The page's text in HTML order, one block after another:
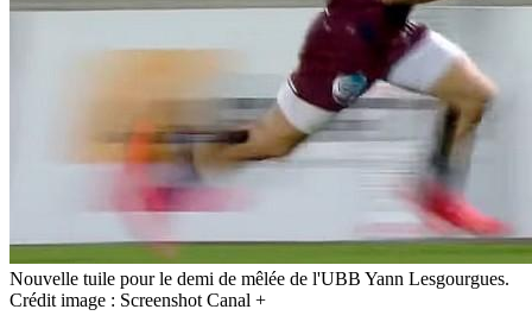
Nouvelle tuile pour le demi de mêlée de l'UBB Yann Lesgourgues.
Crédit image : Screenshot Canal +